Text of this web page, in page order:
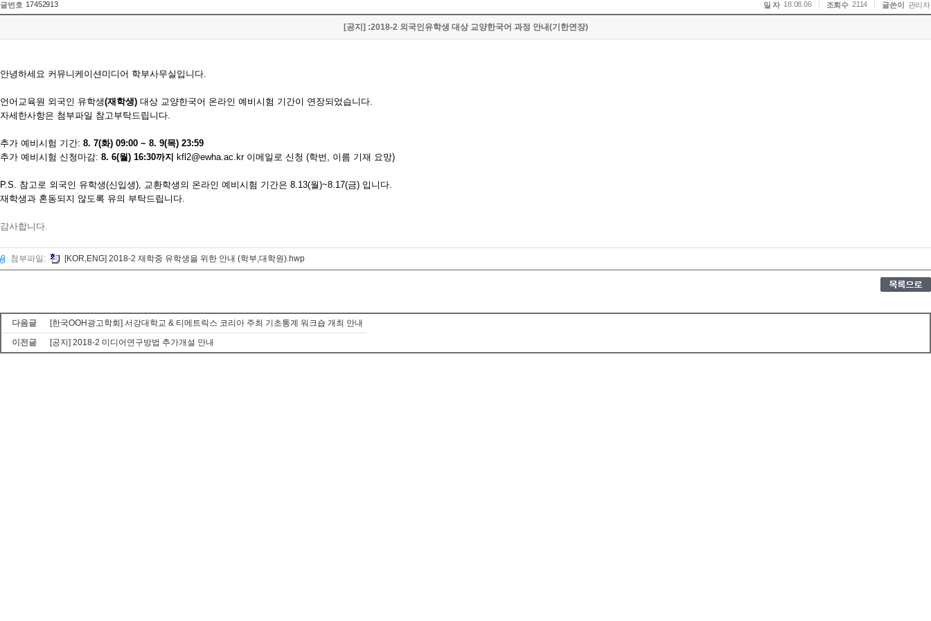
글번호 17452913 일 자 18.08.06 조회수 2114 글쓴이 관리자
[공지] :2018-2 외국인유학생 대상 교양한국어 과정 안내(기한연장)
안녕하세요 커뮤니케이션미디어 학부사무실입니다.
언어교육원 외국인 유학생(재학생) 대상 교양한국어 온라인 예비시험 기간이 연장되었습니다.
자세한사항은 첨부파일 참고부탁드립니다.
추가 예비시험 기간: 8. 7(화) 09:00 ~ 8. 9(목) 23:59
추가 예비시험 신청마감: 8. 6(월) 16:30까지 kfl2@ewha.ac.kr이메일로 신청 (학번, 이름 기재 요망)
P.S. 참고로 외국인 유학생(신입생), 교환학생의 온라인 예비시험 기간은 8.13(월)~8.17(금) 입니다.
재학생과 혼동되지 않도록 유의 부탁드립니다.
감사합니다.
첨부파일: [KOR,ENG] 2018-2 재학중 유학생을 위한 안내 (학부,대학원).hwp
다음글
[한국OOH광고학회] 서강대학교 & 티메트릭스 코리아 주최 기초통계 워크숍 개최 안내
이전글
[공지] 2018-2 미디어연구방법 추가개설 안내